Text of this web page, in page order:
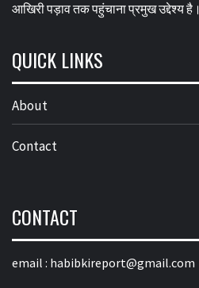
आखिरी पड़ाव तक पहुंचाना प्रमुख उद्देश्य है।
QUICK LINKS
About
Contact
CONTACT
email : habibkireport@gmail.com